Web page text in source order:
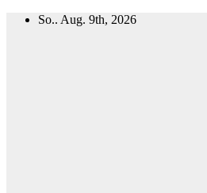
Zum
So.. Aug. 9th, 2026